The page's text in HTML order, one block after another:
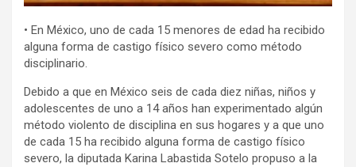
• En México, uno de cada 15 menores de edad ha recibido
alguna forma de castigo físico severo como método
disciplinario.
Debido a que en México seis de cada diez niñas, niños y
adolescentes de uno a 14 años han experimentado algún
método violento de disciplina en sus hogares y a que uno
de cada 15 ha recibido alguna forma de castigo físico
severo, la diputada Karina Labastida Sotelo propuso a la